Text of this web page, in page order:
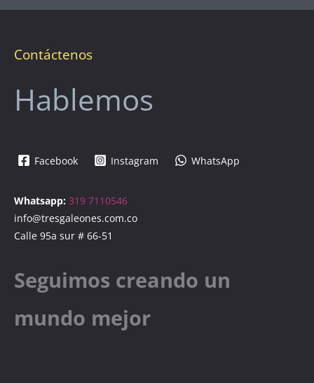
Contáctenos
Hablemos
Facebook Instagram WhatsApp
Whatsapp: 319 7110546
info@tresgaleones.com.co
Calle 95a sur # 66-51
Seguimos creando un
mundo mejor